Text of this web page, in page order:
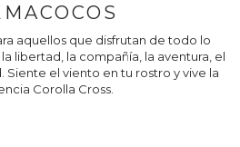
aquellos que disfrutan de todo lo
libertad, la compañía, la aventura, el
Siente el viento en tu rostro y vive la
Corolla Cross.